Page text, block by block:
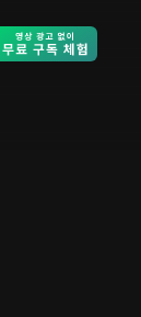
Free Trial -